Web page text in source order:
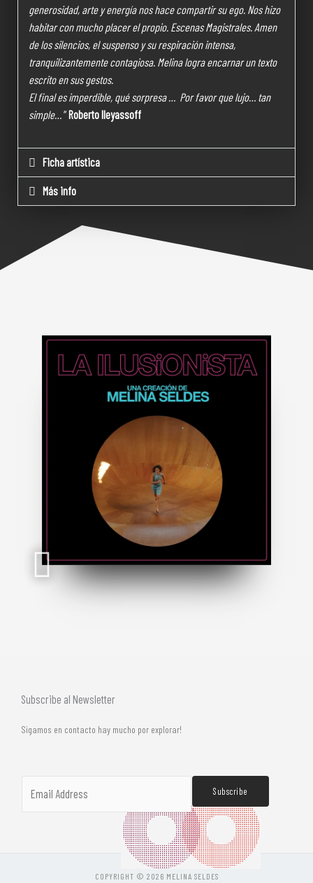
generosidad, arte y energía nos hace compartir su ego. Nos hizo
habitar con mucho placer el propio. Escenas Magistrales. Amen
de los silencios, el suspenso y su respiración intensa,
tranquilizantemente contagiosa. Melina logra encarnar un texto
escrito en sus gestos.
El final es imperdible, qué sorpresa … Por favor que lujo… tan
simple…
“Roberto Ileyassoff
Ficha artística
Más info
Subscribe al Newsletter
Sigamos en contacto hay mucho por explorar!
Subscribe
COPYRIGHT © 2026 MELINA SELDES